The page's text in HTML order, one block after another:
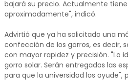
bajará su precio. Actualmente
aproximadamente", indicó.
Advirtió que ya ha solicitado una
confección de los gorros, es decir,
con mayor rapidez y precisión. "La
gorro solar. Serán entregadas las
para que la universidad los ayude",